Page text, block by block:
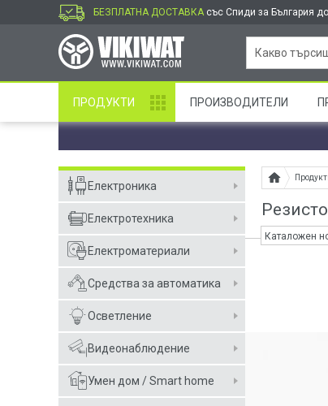
БЕЗПЛАТНА ДОСТАВКА със Спиди за България
ПРОДУКТИ ПРОИЗВОДИТЕЛИ
Електроника
Електротехника
Електроматериали
Средства за автоматика
Осветление
Видеонаблюдение
Умен дом / Smart home
Каталожен